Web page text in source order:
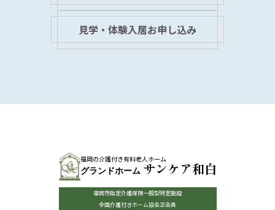
見学・体験入居お申し込み
福岡の介護付き有料老人ホーム
グランドホーム サンケア和白
福岡市指定介護保険一般型特定施設
全国介護付きホーム協会正会員